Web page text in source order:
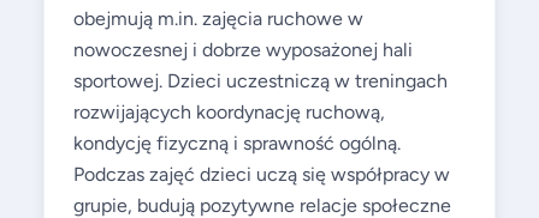
obejmują m.in. zajęcia ruchowe w
nowoczesnej i dobrze wyposażonej hali
sportowej. Dzieci uczestniczą w treningach
rozwijających koordynację ruchową,
kondycję fizyczną i sprawność ogólną.
Podczas zajęć dzieci uczą się współpracy w
grupie, budują pozytywne relacje społeczne